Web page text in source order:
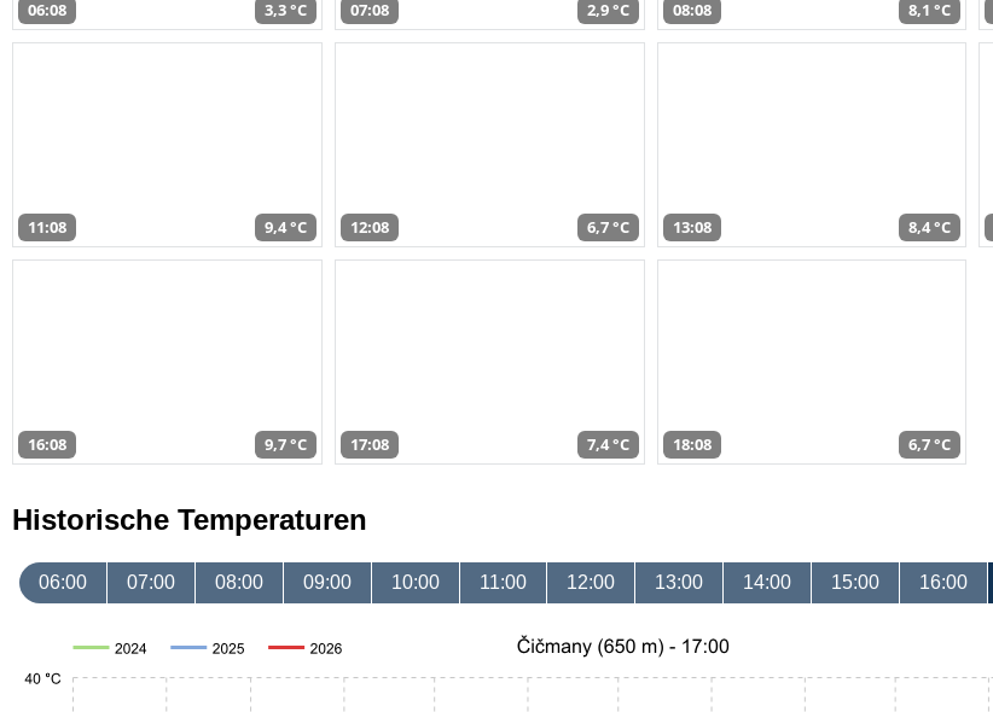
06:08 3,3 °C 07:08 2,9 °C 08:08 8,1 °C
11:08 9,4 °C 12:08 6,7 °C 13:08 8,4 °C
16:08 9,7 °C 17:08 7,4 °C 18:08 6,7 °C
Historische Temperaturen
06:00 07:00 08:00 09:00 10:00 11:00 12:00 13:00 14:00 15:00 16:00